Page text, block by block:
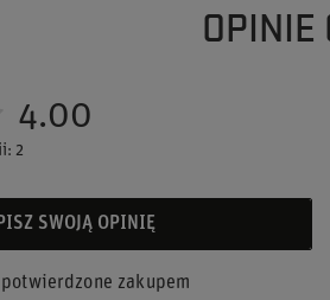
4.00
2
SWOJĄ OPINIĘ
zakupem